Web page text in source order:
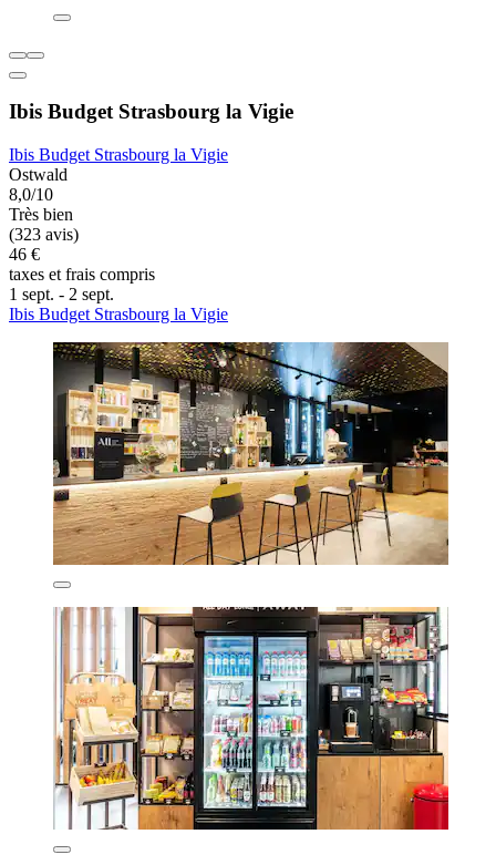
Ibis Budget Strasbourg la Vigie
Ibis Budget Strasbourg la Vigie
Ostwald
8,0/10
Très bien
(323 avis)
46 €
taxes et frais compris
1 sept. - 2 sept.
Ibis Budget Strasbourg la Vigie